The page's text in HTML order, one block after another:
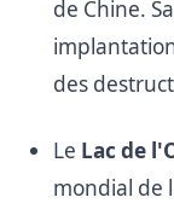
de Chine.
des
Le Lac de
mondial de